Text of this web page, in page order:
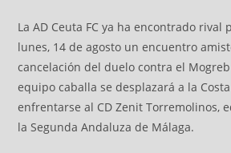
La AD Ceuta FC ya ha encontrado rival
lunes, 14 de agosto un encuentro
cancelación del duelo contra el
equipo caballa se desplazará a la
enfrentarse al CD Zenit Torremolinos,
la Segunda Andaluza de Málaga.